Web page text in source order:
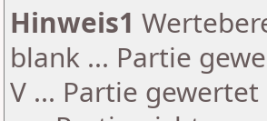
Hinweis1
blank ... Partie
V ... Partie